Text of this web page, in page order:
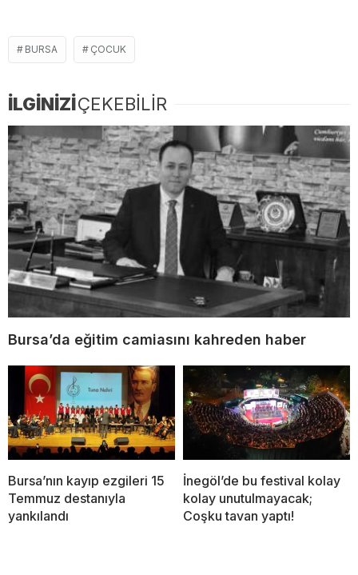
BURSA ÇOCUK
İLGİNİZİÇEKEBİLİR
Bursa’da eğitim camiasını kahreden haber
Bursa’nın kayıp ezgileri 15
Temmuz destanıyla
yankılandı
İnegöl’de bu festival kolay
kolay unutulmayacak;
Coşku tavan yaptı!